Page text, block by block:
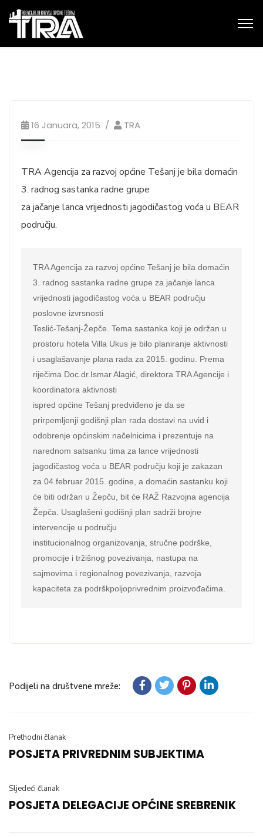
16 Januara, 2015 TRA
TRA Agencija za razvoj općine Tešanj je bila domaćin
3. radnog sastanka radne grupe
za jačanje lanca vrijednosti jagodičastog voća u BEAR
području.
TRA Agencija za razvoj općine Tešanj je bila domaćin
3. radnog sastanka radne grupe za jačanje lanca
vrijednosti jagodičastog voća u BEAR području
poslovne izvrsnosti
Teslić-Tešanj-Žepče. Tema sastanka koji je održan u
prostoru hotela Villa Ukus je bilo planiranje aktivnosti
i usaglašavanje plana rada za 2015. godinu. Prema
riječima Doc.dr.Ismar Alagić, direktora TRA Agencije i
koordinatora aktivnosti
ispred općine Tešanj predviđeno je da se
prirpemljenji godišnji plan rada dostavi na uvid i
odobrenje općinskim načelnicima i prezentuje na
narednom satsanku tima za lance vrijednosti
jagodičastog voća u BEAR području koji je zakazan
za 04.februar 2015. godine, a domaćin sastanku koji
će biti održan u Žepču, bit će RAŽ Razvojna agencija
Žepča. Usaglašeni godišnji plan sadrži brojne
intervencije u području
institucionalnog organizovanja, stručne podrške,
promocije i tržišnog povezivanja, nastupa na
sajmovima i regionalnog povezivanja, razvoja
kapaciteta za podrškpoljoprivrednim proizvođačima.
Podijeli na društvene mreže:
Prethodni članak
POSJETA PRIVREDNIM SUBJEKTIMA
Sljedeći članak
POSJETA DELEGACIJE OPĆINE SREBRENIK